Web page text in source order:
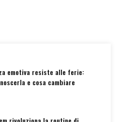
emotiva resiste alle ferie:
e cosa cambiare